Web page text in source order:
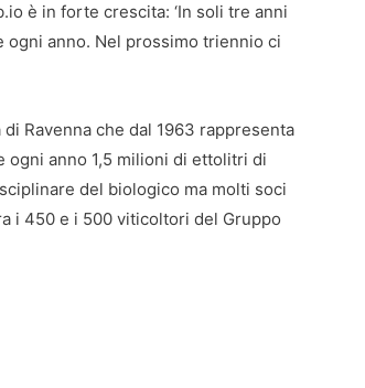
è in forte crescita: ‘In soli tre anni
anno. Nel prossimo triennio ci
Ravenna che dal 1963 rappresenta
ogni anno 1,5 milioni di ettolitri di
del biologico ma molti soci
i 450 e i 500 viticoltori del Gruppo